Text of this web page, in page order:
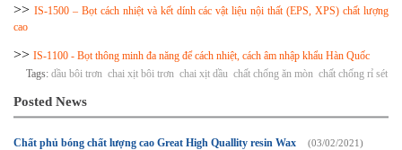
>> IS-1500 – Bọt cách nhiệt và kết dính các vật liệu nội thất (EPS, XPS) chất lượng
cao
>> IS-1100 - Bọt thông minh đa năng để cách nhiệt, cách âm nhập khẩu Hàn Quốc
Tags: dầu bôi trơn chai xịt bôi trơn chai xịt dầu chất chống ăn mòn chất chống rỉ sét
Posted News
Chất phủ bóng chất lượng cao Great High Quallity resin Wax (03/02/2021)